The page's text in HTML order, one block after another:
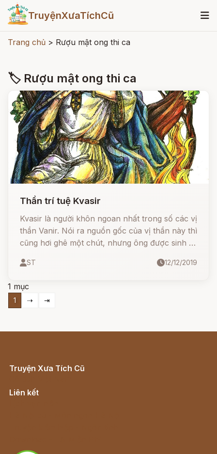
TruyệnXưaTíchCũ
Trang chủ > Rượu mật ong thi ca
🏷 Rượu mật ong thi ca
Thần trí tuệ Kvasir
Kvasir là người khôn ngoan nhất trong số các vị
thần Vanir. Nói ra nguồn gốc của vị thần này thì
cũng hơi ghê một chút, nhưng ông được sinh ra
và Vanir.
ST 12/12/2019
1 mục
1 ⇢ ⇥
Truyện Xưa Tích Cũ
Liên kết